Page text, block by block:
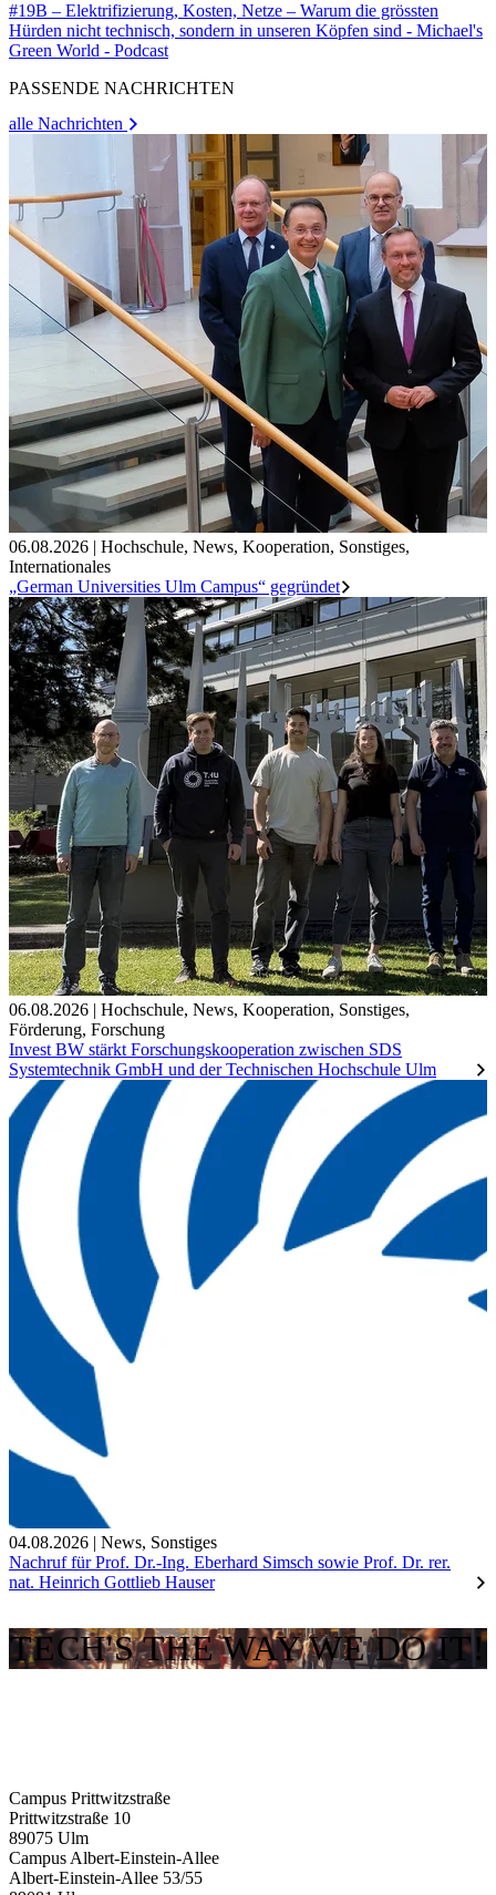
#19B – Elektrifizierung, Kosten, Netze – Warum die grössten
Hürden nicht technisch, sondern in unseren Köpfen sind - Michael's
Green World - Podcast
PASSENDE NACHRICHTEN
alle Nachrichten
06.08.2026 | Hochschule, News, Kooperation, Sonstiges,
Internationales
„German Universities Ulm Campus“ gegründet
06.08.2026 | Hochschule, News, Kooperation, Sonstiges,
Förderung, Forschung
Invest BW stärkt Forschungskooperation zwischen SDS
Systemtechnik GmbH und der Technischen Hochschule Ulm
04.08.2026 | News, Sonstiges
Nachruf für Prof. Dr.-Ing. Eberhard Simsch sowie Prof. Dr. rer.
nat. Heinrich Gottlieb Hauser
TECH'S THE WAY WE DO IT!
Campus Prittwitzstraße
Prittwitzstraße 10
89075 Ulm
Campus Albert-Einstein-Allee
Albert-Einstein-Allee 53/​55